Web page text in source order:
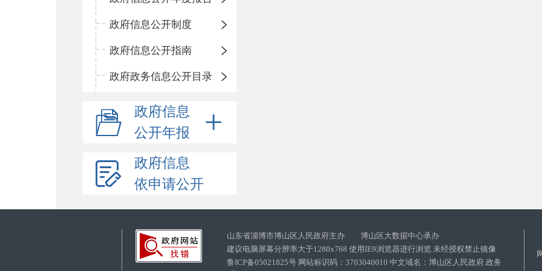
政府信息公开制度
政府信息公开指南
政府政务信息公开目录
政府信息
公开年报
政府信息
依申请公开
山东省淄博市博山区人民政府主办 博山区大数据中心承办
建议电脑屏幕分辨率大于1280x768 使用IE9浏览器进行浏览 未经授权禁止镜像
鲁ICP备05021825号 网站标识码：3703040010 中文域名：博山区人民政府.政务